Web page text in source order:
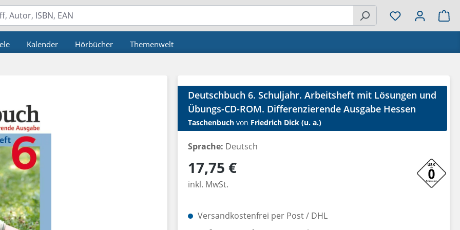
Kalender Hörbücher Themenwelt
Deutschbuch 6. Schuljahr. Arbeitsheft mit Lösungen und
Übungs-CD-ROM. Differenzierende Ausgabe Hessen
Taschenbuch von Friedrich Dick (u. a.)
Sprache: Deutsch
Regulärer Preis:
17,75 €
inkl. MwSt.
Versandkostenfrei per Post / DHL